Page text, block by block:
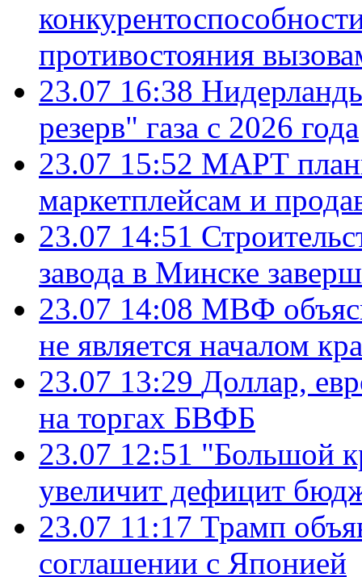
противостояния
23.07 16:38
резерв" газа с 2026 года
23.07 15:52 МАРТ
маркетплейсам и
23.07 14:51
завода в Минске
23.07 14:08 МВФ
не является началом
23.07 13:29 Доллар,
на торгах БВФБ
23.07 12:51 "Большой
увеличит дефицит
23.07 11:17 Трамп
соглашении с Японией